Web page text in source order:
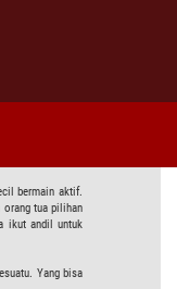
bermain aktif.
orang tua pilihan
ikut andil untuk
Yang bisa